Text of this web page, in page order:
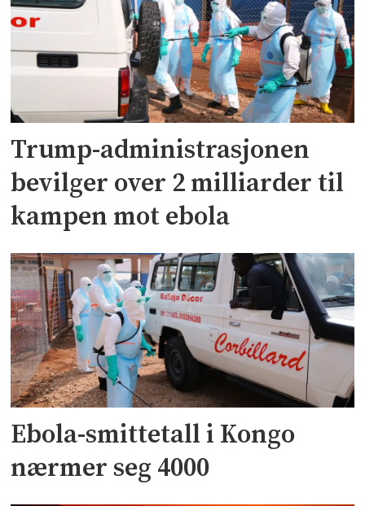
Trump-administrasjonen
bevilger over 2 milliarder til
kampen mot ebola
Ebola-smittetall i Kongo
nærmer seg 4000